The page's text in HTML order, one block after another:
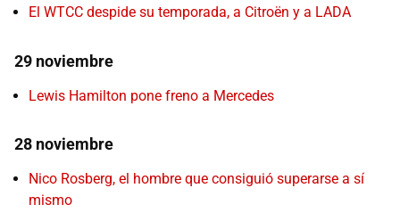
El WTCC despide su temporada, a Citroën y a LADA
29 noviembre
Lewis Hamilton pone freno a Mercedes
28 noviembre
Nico Rosberg, el hombre que consiguió superarse a sí
mismo